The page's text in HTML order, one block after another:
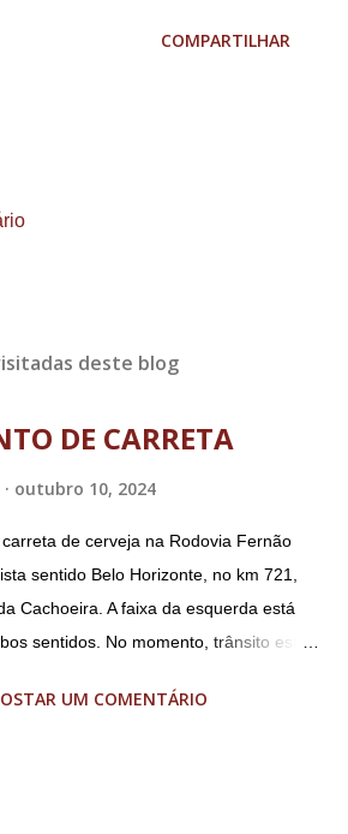
COMPARTILHAR
deste blog
DE CARRETA
outubro 10, 2024
de cerveja na Rodovia Fernão
sentido Belo Horizonte, no km 721,
Cachoeira. A faixa da esquerda está
sentidos. No momento, trânsito está
*Por Sebastião Filho
UM COMENTÁRIO